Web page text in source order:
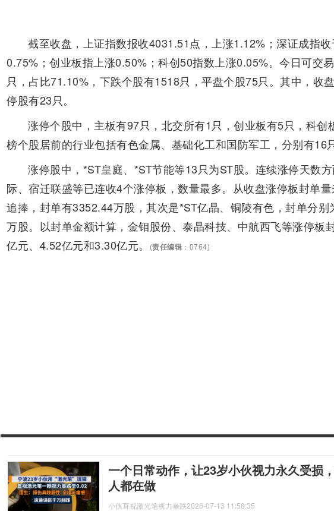
截至收盘，上证指数报收4031.51点，上涨1.12%；深证成指
0.75%；创业板指上涨0.50%；科创50指数上涨0.05%。今日可交
只，占比71.10%，下跌个股有1518只，平盘个股75只。其中，收
停股有23只。
涨停个股中，主板有97只，北交所有1只，创业板有5只，科创
榜个股居前的行业包括有色金属、基础化工和国防军工，分别有16
涨停股中，*ST皇庭、*ST节能等13只为ST股。连续涨停天数
际、宿迁联盛等已连收4个涨停板，数量最多。从收盘涨停板封单
追捧，封单有3352.44万股，其次是*ST亿晶、铜陵有色，封单分
万股。以封单金额计算，金钼股份、泰晶科技、中航西飞等涨停板
亿元、4.52亿元和3.30亿元。
(责任编辑 ：0764)
一个日常动作，让23岁小伙视力永久受损
人都在做
小伙直视激光笔视力暴跌2026-07-13 11:58:35